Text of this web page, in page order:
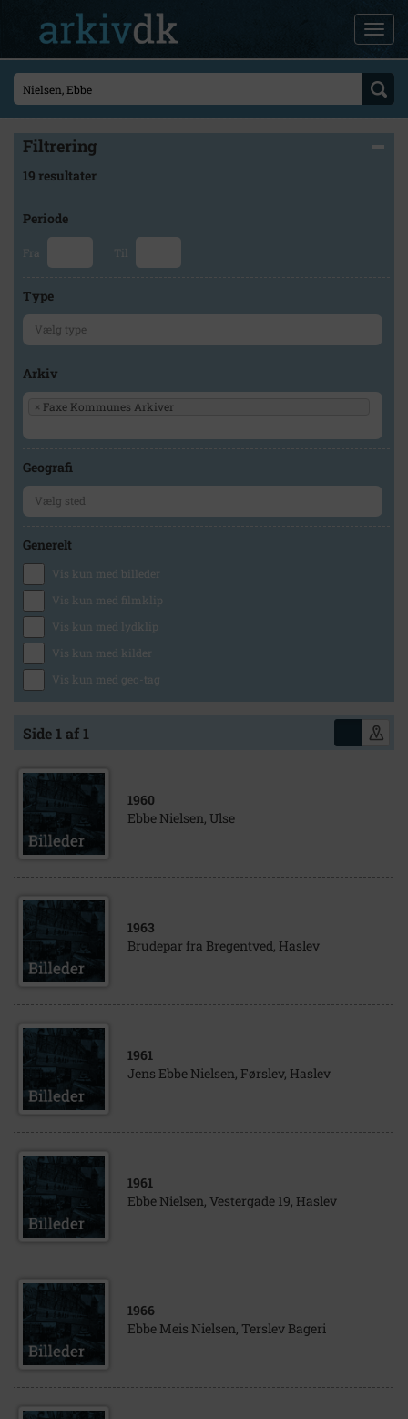
Filtrering
19 resultater
Periode
Fra Til
Type
Arkiv
× Faxe Kommunes Arkiver
Geografi
Generelt
Vis kun med billeder
Vis kun med filmklip
Vis kun med lydklip
Vis kun med kilder
Vis kun med geo-tag
Side 1 af 1
1960
Ebbe Nielsen, Ulse
1963
Brudepar fra Bregentved, Haslev
1961
Jens Ebbe Nielsen, Førslev, Haslev
1961
Ebbe Nielsen, Vestergade 19, Haslev
1966
Ebbe Meis Nielsen, Terslev Bageri